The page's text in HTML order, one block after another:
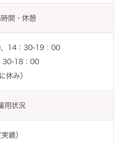
間・休憩
14：30‐19：00
30‐18：00
休み）
用状況
績）